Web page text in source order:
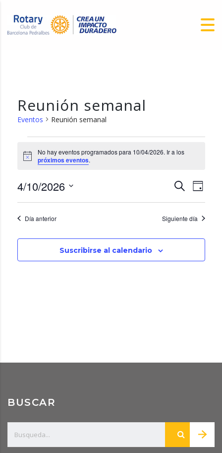
Reunión semanal
Eventos Reunión semanal
Aviso
No hay eventos programados para 10/04/2026. Ir a los
próximos eventos.
de
vistas
de
Buscar
de
de
Día
4/10/2026
Seleccionar
Día anterior Siguiente día
Suscribirse al calendario
BUSCAR